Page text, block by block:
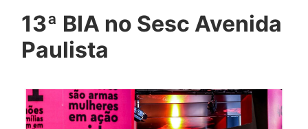
13ª BIA no Sesc Avenida
Paulista